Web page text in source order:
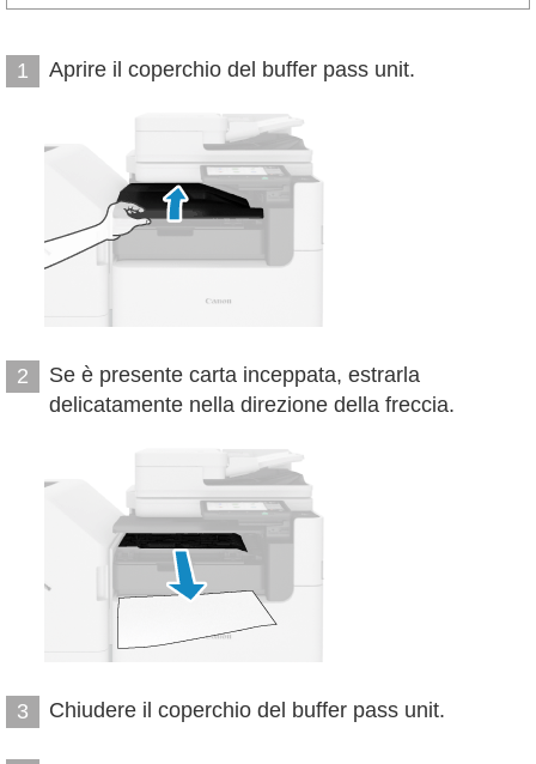
1 Aprire il coperchio del buffer pass unit.
2
Se è presente carta inceppata, estrarla
delicatamente nella direzione della freccia.
3 Chiudere il coperchio del buffer pass unit.